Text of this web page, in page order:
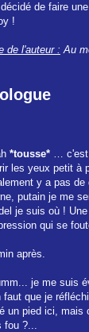
de faire
!
de l'auteur : Au
*tousse* … c'est
les yeux petit à
y a pas
putain je me
je suis où !
qui se
après.
je me suis
faut que je
un pied ici, mais
fou ?...